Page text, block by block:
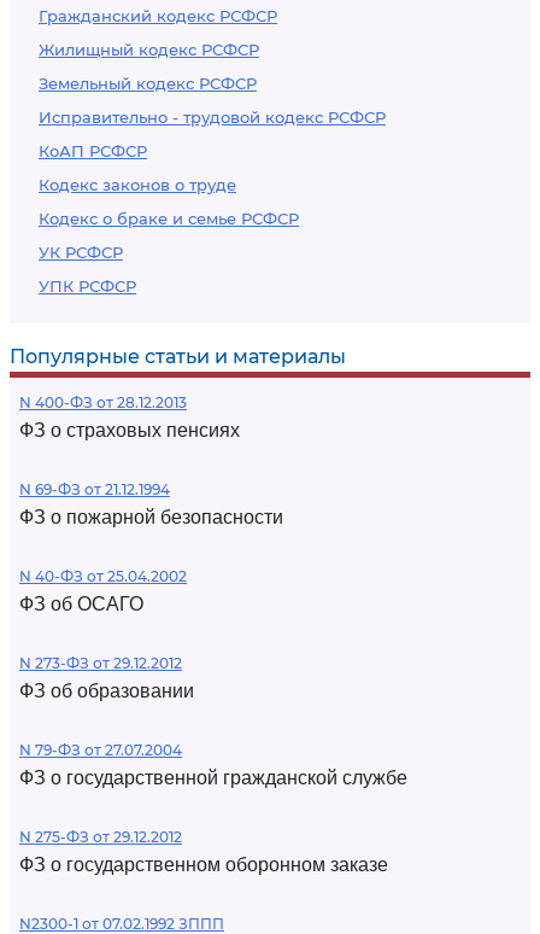
Гражданский кодекс РСФСР
Жилищный кодекс РСФСР
Земельный кодекс РСФСР
Исправительно - трудовой кодекс РСФСР
КоАП РСФСР
Кодекс законов о труде
Кодекс о браке и семье РСФСР
УК РСФСР
УПК РСФСР
Популярные статьи и материалы
N 400-ФЗ от 28.12.2013
ФЗ о страховых пенсиях
N 69-ФЗ от 21.12.1994
ФЗ о пожарной безопасности
N 40-ФЗ от 25.04.2002
ФЗ об ОСАГО
N 273-ФЗ от 29.12.2012
ФЗ об образовании
N 79-ФЗ от 27.07.2004
ФЗ о государственной гражданской службе
N 275-ФЗ от 29.12.2012
ФЗ о государственном оборонном заказе
N2300-1 от 07.02.1992 ЗППП